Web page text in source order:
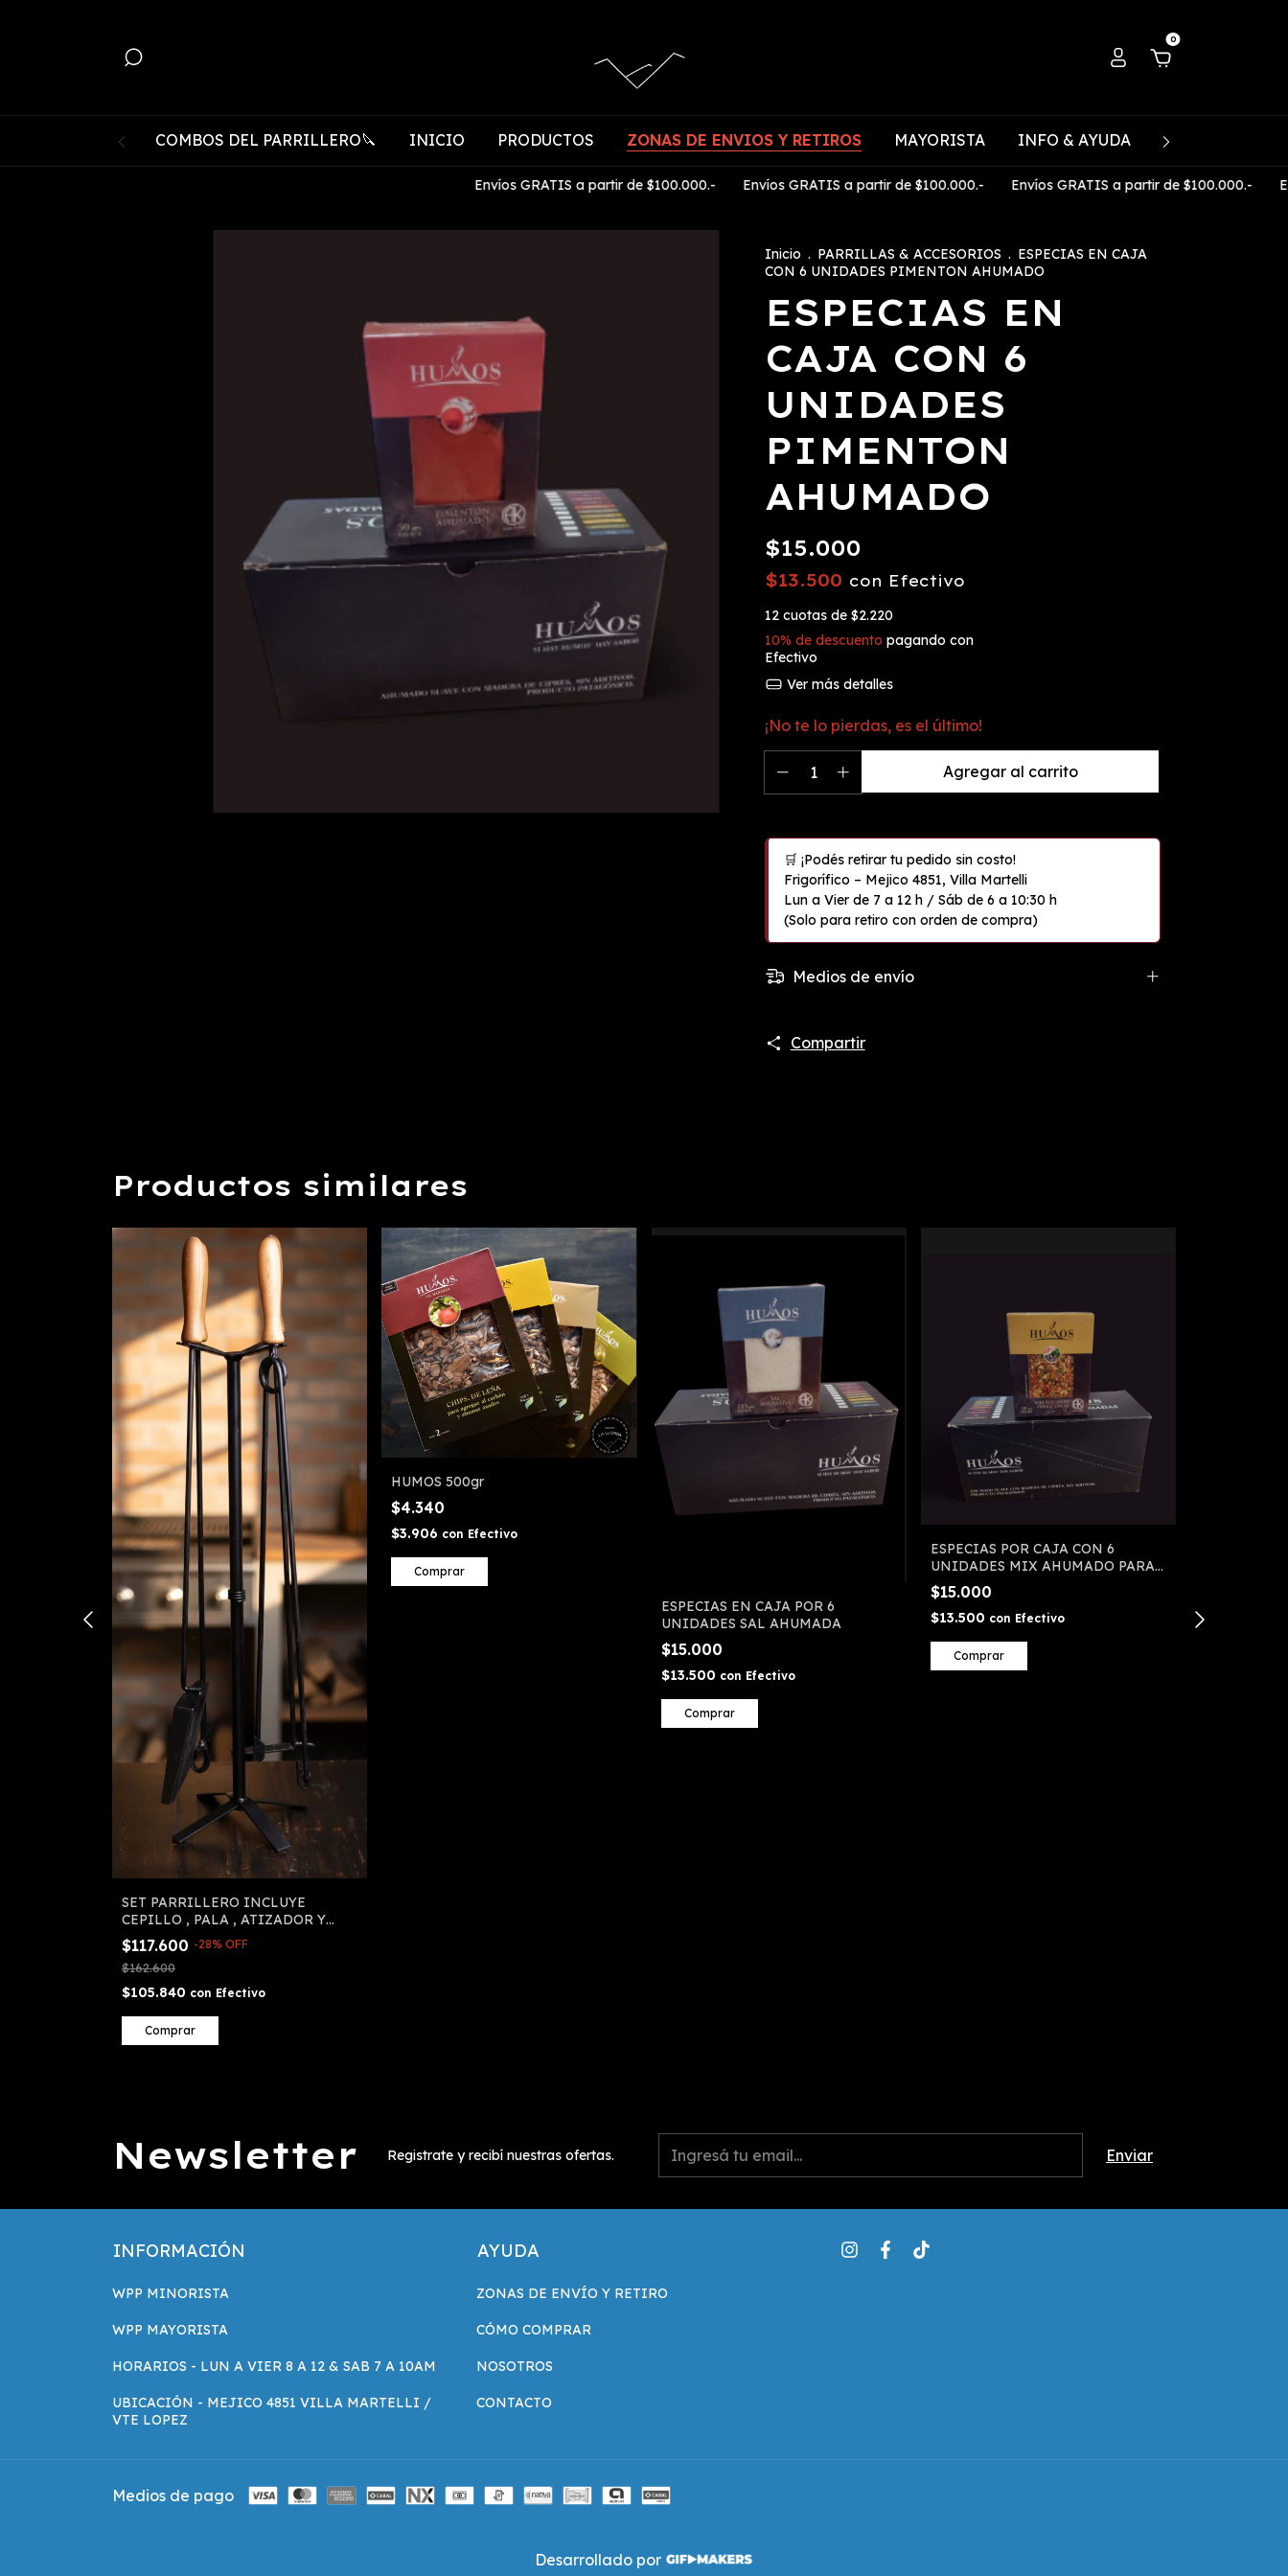
0
COMBOS DEL PARRILLERO🔪 INICIO PRODUCTOS ZONAS DE ENVIOS Y RETIROS MAYORISTA INFO & AYUDA CONTACTO
Envíos GRATIS a partir de $100.000.- Envíos GRATIS a partir de $100.000.- Envíos GRATIS a partir de $100.000.- Envíos
Inicio . PARRILLAS & ACCESORIOS . ESPECIAS EN CAJA
CON 6 UNIDADES PIMENTON AHUMADO
ESPECIAS EN
CAJA CON 6
UNIDADES
PIMENTON
AHUMADO
$15.000
$13.500 con Efectivo
12 cuotas de $2.220
10% de descuento pagando con
Efectivo
Ver más detalles
¡No te lo pierdas, es el último!
Medios de envío
Compartir
Productos similares
SET PARRILLERO INCLUYE
CEPILLO , PALA , ATIZADOR Y
PINZA
$117.600 -28% OFF
$162.600
$105.840 con Efectivo
HUMOS 500gr
$4.340
$3.906 con Efectivo
Comprar
ESPECIAS EN CAJA POR 6
UNIDADES SAL AHUMADA
$15.000
$13.500 con Efectivo
ESPECIAS POR CAJA CON 6
UNIDADES MIX AHUMADO PARA
CARNES
$15.000
$13.500 con Efectivo
Newsletter Registrate y recibí nuestras ofertas.
INFORMACIÓN
WPP MINORISTA
WPP MAYORISTA
HORARIOS - LUN A VIER 8 A 12 & SAB 7 A 10AM
UBICACIÓN - MEJICO 4851 VILLA MARTELLI /
VTE LOPEZ
AYUDA
ZONAS DE ENVÍO Y RETIRO
CÓMO COMPRAR
NOSOTROS
CONTACTO
Medios de pago
Desarrollado por